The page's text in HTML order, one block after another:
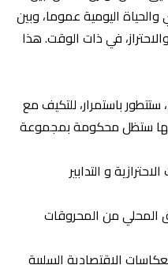
اليومية عموما، وبين
في ذات الوقت. هذا
ستتطور باستمرار، للتكيف مع
ستظل محكومة بمجموعة
و التدابير
المحلي من المحروقات
الاقتصادية السلبية